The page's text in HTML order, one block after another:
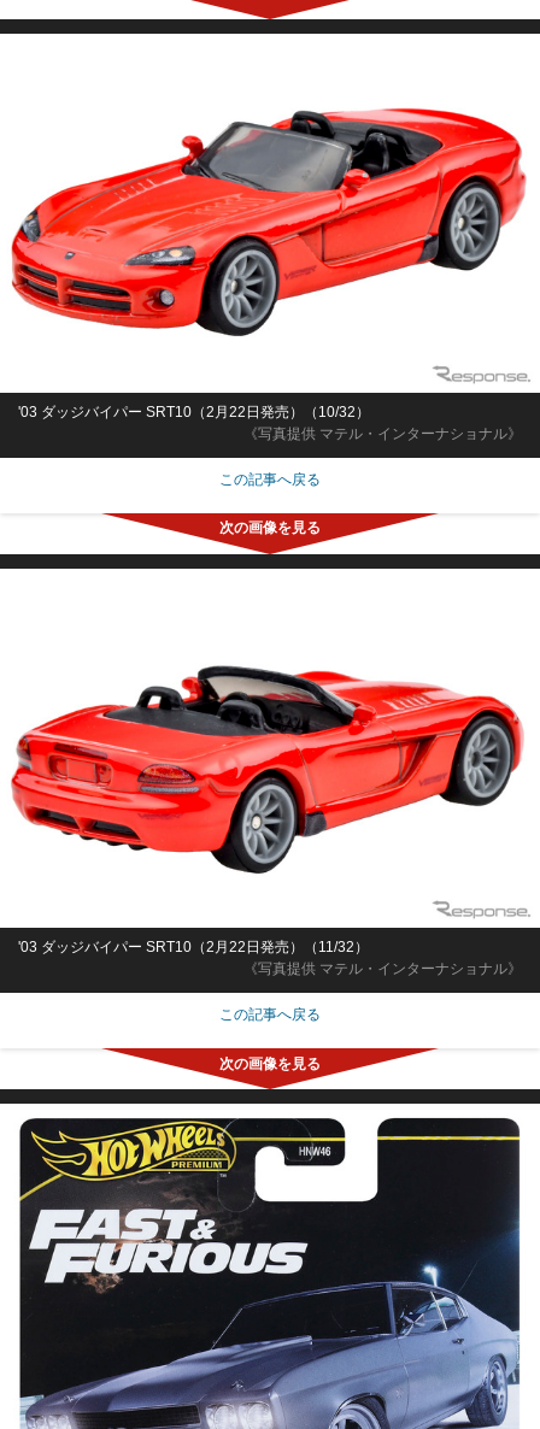
《写真提供 マテル・インターナショナル》
'03 ダッジバイパー SRT10（2月22日発売）（10/32）
この記事へ戻る
《写真提供 マテル・インターナショナル》
'03 ダッジバイパー SRT10（2月22日発売）（11/32）
この記事へ戻る